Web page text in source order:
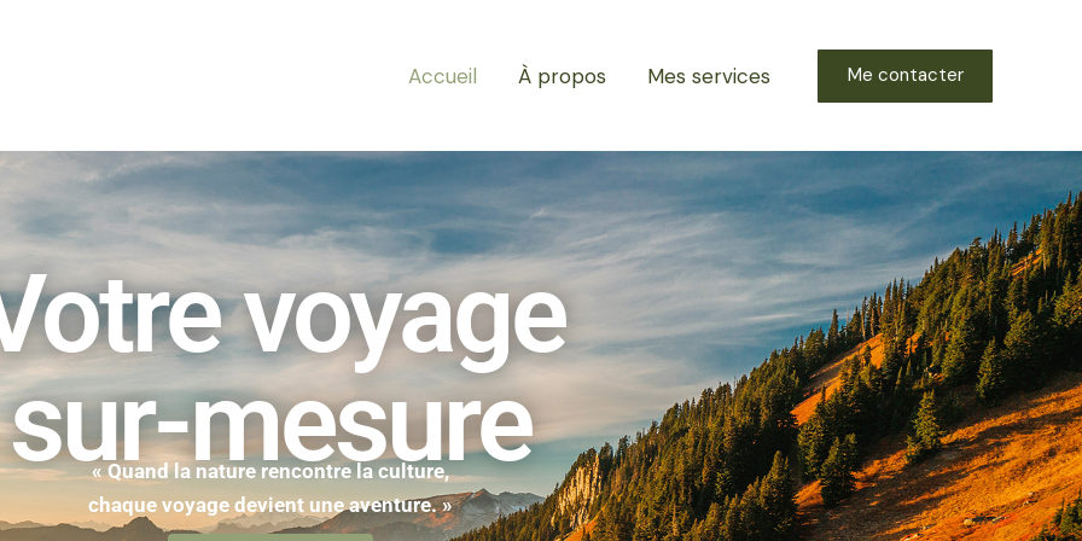
Accueil À propos Mes services Me contacter
voyage
sur-mesure
« Quand la nature rencontre la culture,
chaque voyage devient une aventure. »